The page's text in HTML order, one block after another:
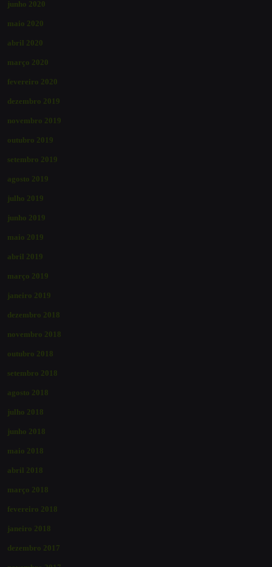
junho 2020
maio 2020
abril 2020
março 2020
fevereiro 2020
dezembro 2019
novembro 2019
outubro 2019
setembro 2019
agosto 2019
julho 2019
junho 2019
maio 2019
abril 2019
março 2019
janeiro 2019
dezembro 2018
novembro 2018
outubro 2018
setembro 2018
agosto 2018
julho 2018
junho 2018
maio 2018
abril 2018
março 2018
fevereiro 2018
janeiro 2018
dezembro 2017